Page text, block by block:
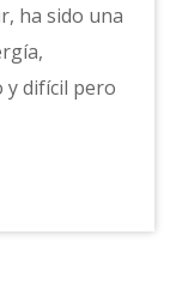
ha sido una
y difícil pero